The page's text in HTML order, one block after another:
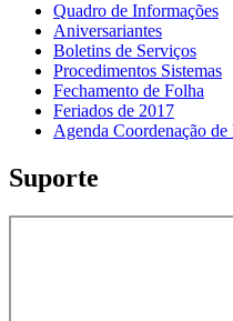
Quadro de Informações
Aniversariantes
Boletins de Serviços
Procedimentos Sistemas
Fechamento de Folha
Feriados de 2017
Agenda Coordenação de
Suporte